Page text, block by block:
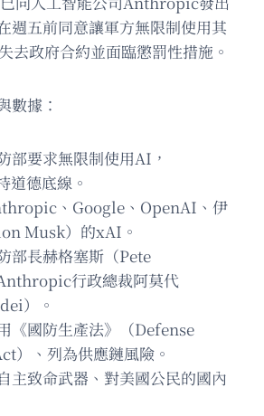
週五前同意讓軍方無限制使用其
去政府合約並面臨懲罰性措施。
數據：
部要求無限制使用AI，
德底線。
、Google、OpenAI、伊
Musk）的xAI。
部長赫格塞斯（Pete
行政總裁阿莫代
）。
《國防生產法》（Defense
）、列為供應鏈風險。
主致命武器、對美國公民的國內